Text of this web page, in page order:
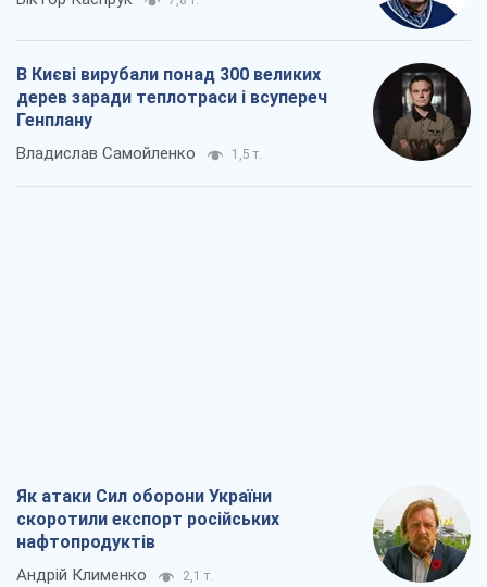
В Києві вирубали понад 300 великих
дерев заради теплотраси і всупереч
Генплану
Владислав Самойленко 1,5 т.
Як атаки Сил оборони України
скоротили експорт російських
нафтопродуктів
Андрій Клименко 2,1 т.